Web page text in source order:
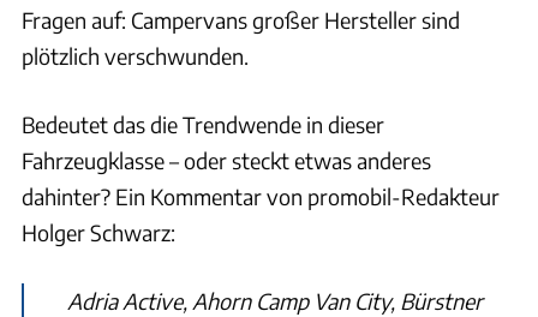
Fragen auf: Campervans großer Hersteller sind
plötzlich verschwunden.
Bedeutet das die Trendwende in dieser
Fahrzeugklasse – oder steckt etwas anderes
dahinter? Ein Kommentar von promobil-Redakteur
Holger Schwarz:
Adria Active, Ahorn Camp Van City, Bürstner